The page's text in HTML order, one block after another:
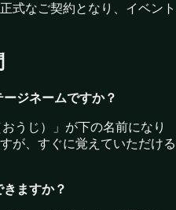
式なご契約となり、イベント
ジネームですか？
うじ）」が下の名前になり
が、すぐに覚えていただける
ますか？